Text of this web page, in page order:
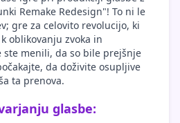
Remake Redesign"! To ni le
gre za celovito revolucijo, ki
oblikovanju zvoka in
ste menili, da so bile prejšnje
da doživite osupljive
ta prenova.
glasbe: